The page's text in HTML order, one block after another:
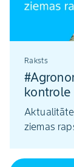
Raksts
Aktualitātes no lauka:
ziemas